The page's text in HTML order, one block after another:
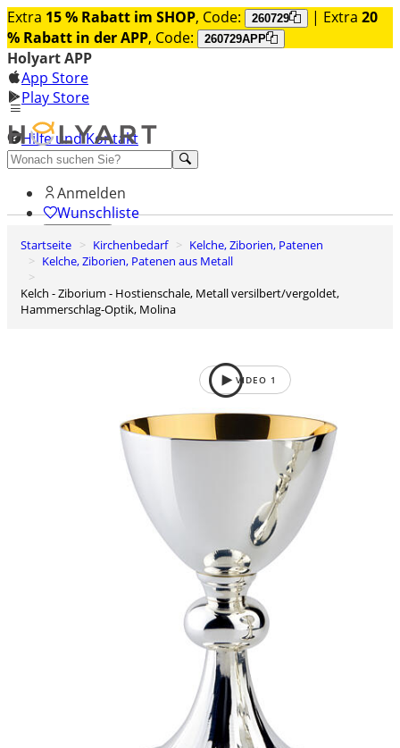
Extra 15 % Rabatt im SHOP, Code: 260729 | Extra 20
% Rabatt in der APP, Code: 260729APP
Holyart APP
App Store
Play Store
Hilfe und Kontakt
Entdecken Sie Premium
Anmelden
Wunschliste
0
Warenkorb
Startseite Kirchenbedarf
Kelche, Ziborien, Patenen
Kelche, Ziborien, Patenen aus Metall
Kelch - Ziborium - Hostienschale, Metall versilbert/vergoldet,
Hammerschlag-Optik, Molina
VIDEO 1